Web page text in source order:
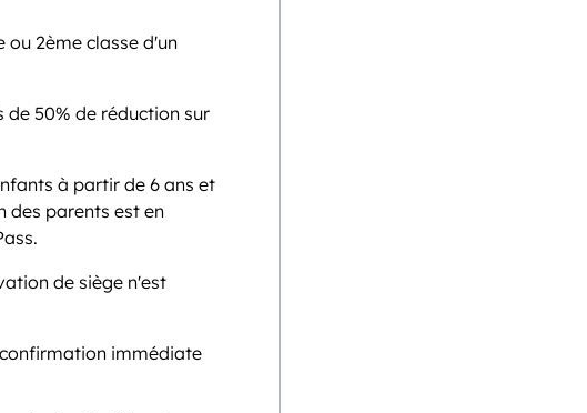
2ème classe d'un
de 50% de réduction sur
à partir de 6 ans et
des parents est en
de siège n'est
immédiate